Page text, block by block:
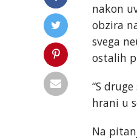
nakon
obzira
svega
ostalih
“S
hrani u
Na